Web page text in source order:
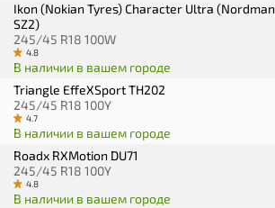
Ikon (Nokian Tyres) Character Ultra (Nordman
SZ2)
245/45 R18 100W
4.8
В наличии в вашем городе
Triangle EffeXSport TH202
245/45 R18 100Y
4.7
В наличии в вашем городе
Roadx RXMotion DU71
245/45 R18 100Y
4.8
В наличии в вашем городе